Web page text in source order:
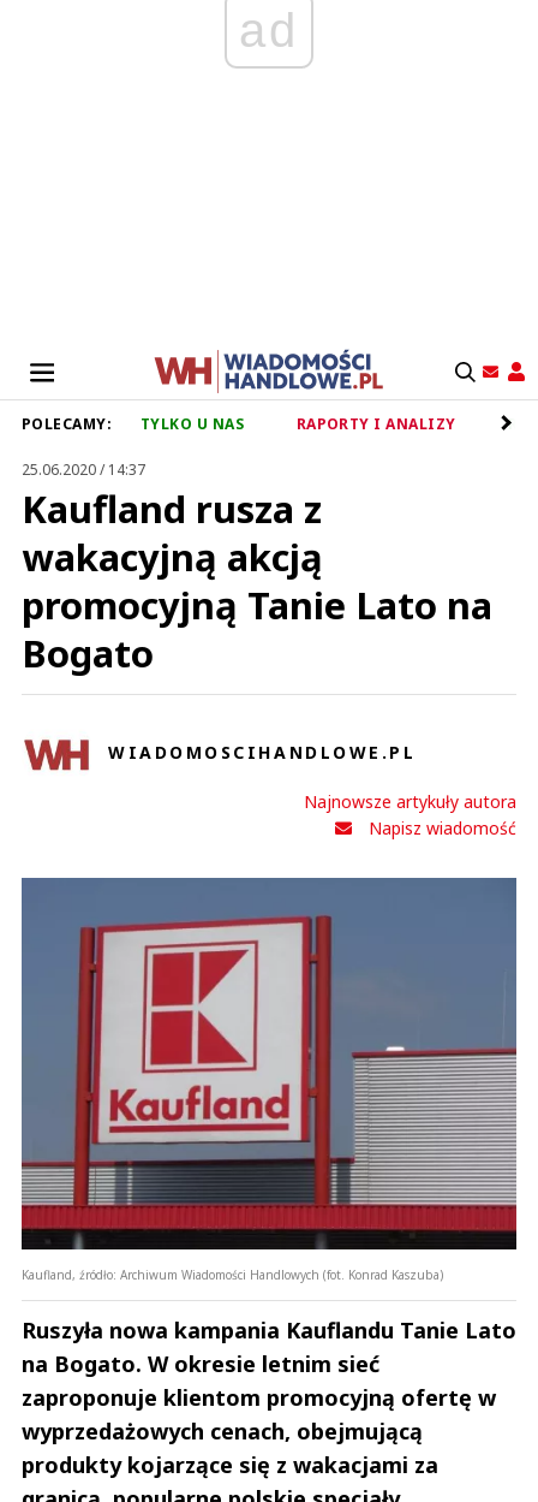
ad
POLECAMY: TYLKO U NAS RAPORTY I ANALIZY
25.06.2020 / 14:37
Kaufland rusza z
wakacyjną akcją
promocyjną Tanie Lato na
Bogato
WIADOMOSCIHANDLOWE.PL
Najnowsze artykuły autora
Napisz wiadomość
Kaufland, źródło: Archiwum Wiadomości Handlowych (fot. Konrad Kaszuba)
Ruszyła nowa kampania Kauflandu Tanie Lato
na Bogato. W okresie letnim sieć
zaproponuje klientom promocyjną ofertę w
wyprzedażowych cenach, obejmującą
produkty kojarzące się z wakacjami za